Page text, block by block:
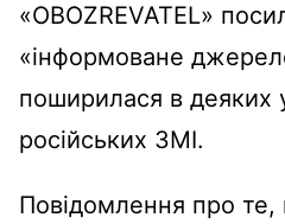
«OBOZREVATEL»
«інформоване
поширилася в деяких
російських ЗМІ.
Повідомлення про те,